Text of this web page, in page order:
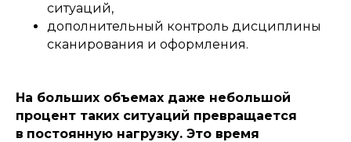
ситуаций,
дополнительный контроль дисциплины
сканирования и оформления.
На больших объемах даже небольшой
процент таких ситуаций превращается
в постоянную нагрузку. Это время